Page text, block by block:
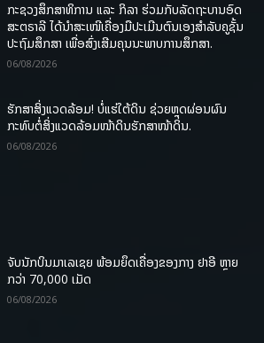
ກະຊວງສຶກສາທິການ ແລະ ກິລາ ຮ່ວມກັບລັດຖະບານອົດ
ສະຕຣາລີ ໄດ້ນຳສະເໜີເຄື່ອງມືປະເມີນຕົນເອງສຳລັບຄູຊັ້ນ
ປະຖົມສຶກສາ ເພື່ອສົ່ງເສີມຄຸນນະພາບການສຶກສາ.
06/08/2026
ຮັກສາສິ່ງແວດລ້ອມ! ບໍ່ແຮ່ໃຕ້ດິນ ຊ່ວຍຫຼຸດຜ່ອນຜົນ
ກະທົບຕໍ່ສິ່ງແວດລ້ອມໜ້າດິນຮັກສາໜ້າດິນ.
06/08/2026
ຈັບນັກບິນມາເລເຊຍ ພ້ອມຍຶດເຄື່ອງຂອງກາງ ຢາອີ ຫຼາຍ
ກວ່າ 70,000 ເມັດ
06/08/2026